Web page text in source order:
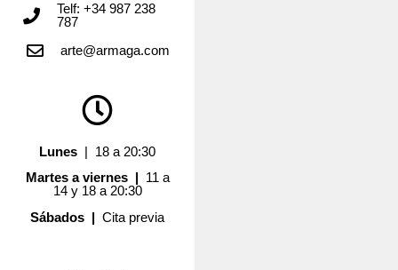
Telf: +34 987 238
787
arte@armaga.com
Lunes | 18 a 20:30
Martes a viernes | 11 a
14 y 18 a 20:30
Sábados |Cita previa